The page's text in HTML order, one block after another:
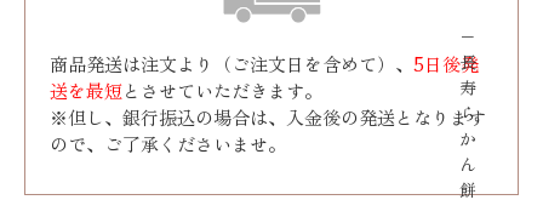
−
長
寿
ら
か
ん
餅
商品発送は注文より（ご注文日を含めて）、 5日後発
送を最短とさせていただきます。
※但し、銀行振込の場合は、入金後の発送となります
ので、ご了承くださいませ。